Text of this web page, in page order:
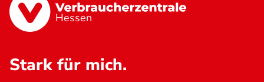
Hessen
Stark für mich.